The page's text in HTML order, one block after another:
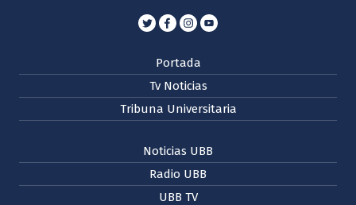
Portada
Tv Noticias
Tribuna Universitaria
Noticias UBB
Radio UBB
UBB TV